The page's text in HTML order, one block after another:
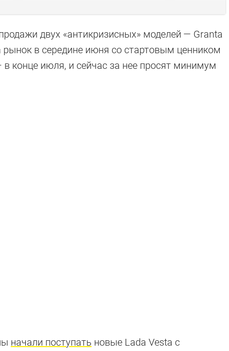
двух «антикризисных» моделей — Granta
в середине июня со стартовым ценником
конце июля, и сейчас за нее просят минимум
начали поступать новые Lada Vesta с